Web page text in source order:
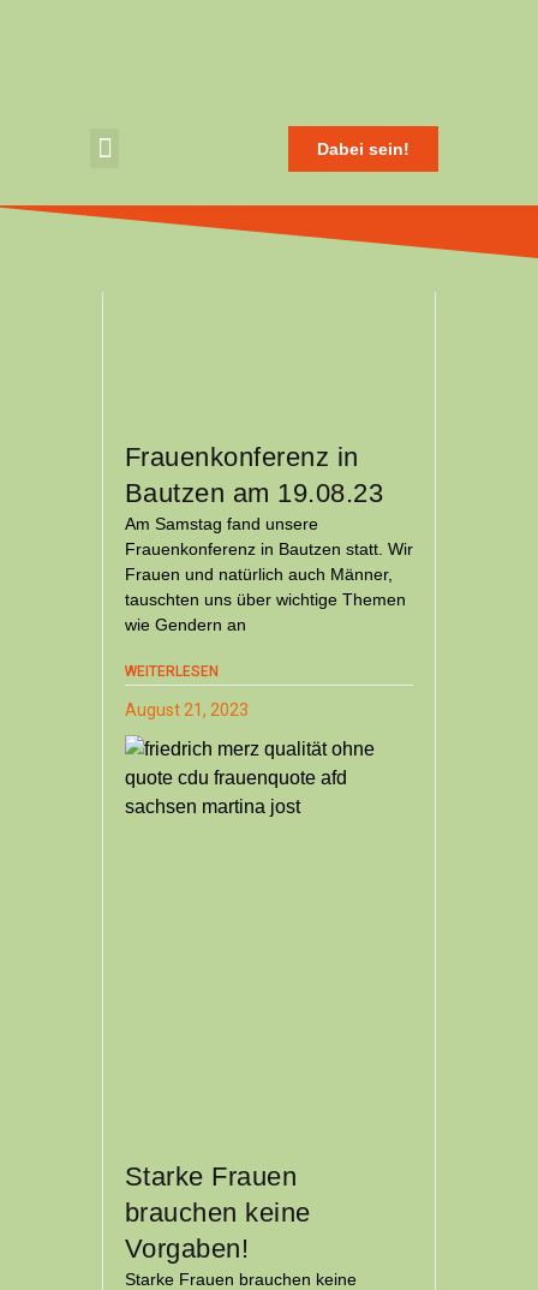
Dabei sein!
Frauenkonferenz in
Bautzen am 19.08.23
Am Samstag fand unsere
Frauenkonferenz in Bautzen statt. Wir
Frauen und natürlich auch Männer,
tauschten uns über wichtige Themen
wie Gendern an
WEITERLESEN
August 21, 2023
Starke Frauen
brauchen keine
Vorgaben!
Starke Frauen brauchen keine